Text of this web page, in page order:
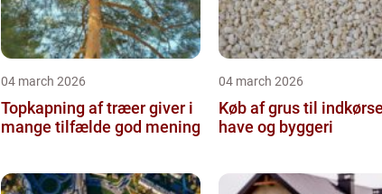
04 march 2026
Topkapning af træer giver i
mange tilfælde god mening
04 march 2026
Køb af grus til
have og byggeri